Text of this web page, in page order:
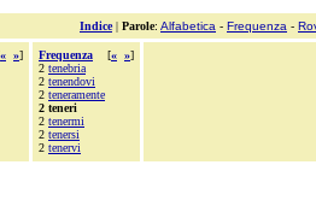
Indice| Parole: Alfabetica - Frequenza -
« »]
Frequenza [« »]
2 tenebria
2 tenendovi
2 teneramente
2 teneri
2 tenermi
2 tenersi
2 tenervi